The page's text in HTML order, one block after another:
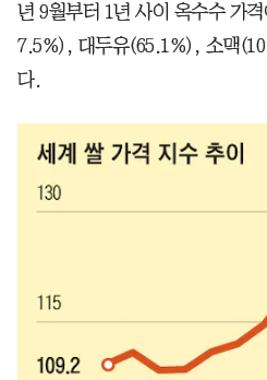
년 9월부터 1년 사이 옥수수 가
7.5%), 대두유(65.1%), 소맥
다.